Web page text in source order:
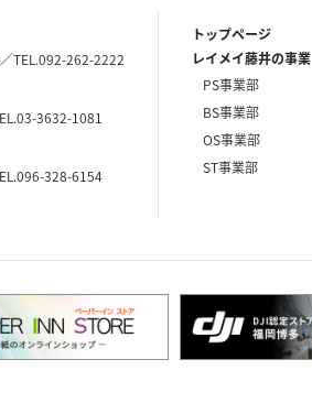
092-262-2222
03-3632-1081
096-328-6154
トップページ
レイメイ藤井の事業
PS事業部
BS事業部
OS事業部
ST事業部